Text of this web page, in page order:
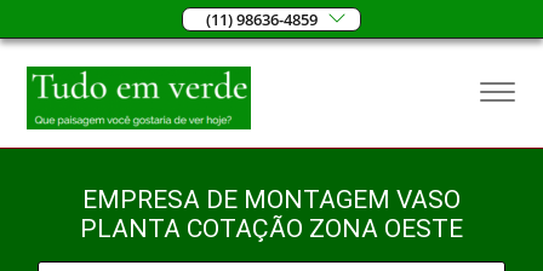
(11) 98636-4859
EMPRESA DE MONTAGEM VASO
PLANTA COTAÇÃO ZONA OESTE